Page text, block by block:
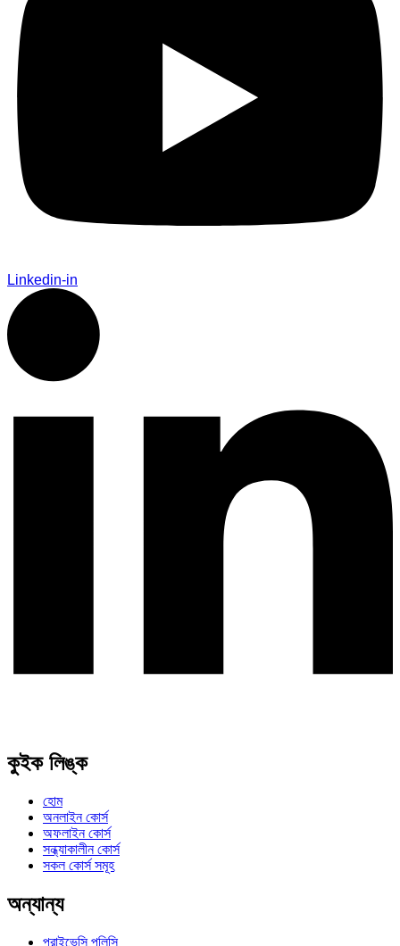
Linkedin-in
কুইক লিঙ্ক
হোম
অনলাইন কোর্স
অফলাইন কোর্স
সন্ধ্যাকালীন কোর্স
সকল কোর্স সমূহ
অন্যান্য
প্রাইভেসি পলিসি